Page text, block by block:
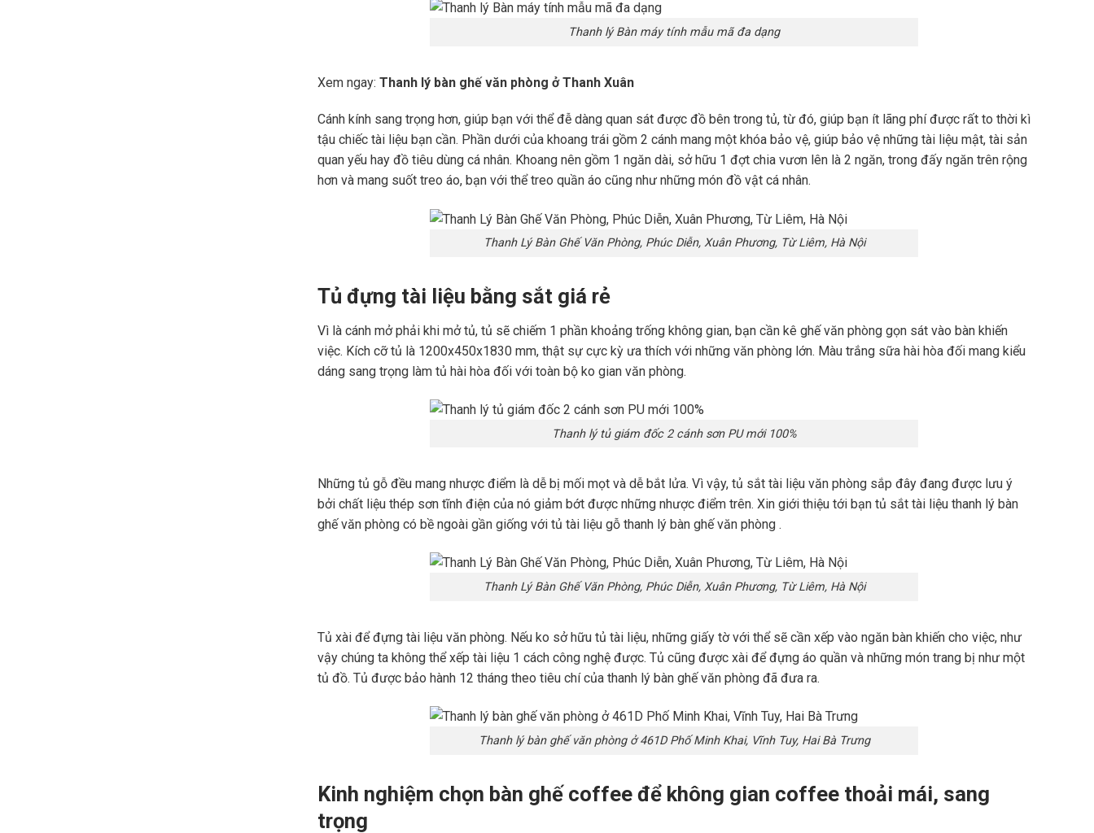
Thanh lý Bàn máy tính mẫu mã đa dạng
Xem ngay: Thanh lý bàn ghế văn phòng ở Thanh Xuân
Cánh kính sang trọng hơn, giúp bạn với thể đễ dàng quan sát được đồ bên trong tủ, từ đó, giúp bạn ít lãng phí được rất to thời kì
tậu chiếc tài liệu bạn cần. Phần dưới của khoang trái gồm 2 cánh mang một khóa bảo vệ, giúp bảo vệ những tài liệu mật, tài sản
quan yếu hay đồ tiêu dùng cá nhân. Khoang nên gồm 1 ngăn dài, sở hữu 1 đợt chia vươn lên là 2 ngăn, trong đấy ngăn trên rộng
hơn và mang suốt treo áo, bạn với thể treo quần áo cũng như những món đồ vật cá nhân.
Thanh Lý Bàn Ghế Văn Phòng, Phúc Diễn, Xuân Phương, Từ Liêm, Hà Nội
Tủ đựng tài liệu bằng sắt giá rẻ
Vì là cánh mở phải khi mở tủ, tủ sẽ chiếm 1 phần khoảng trống không gian, bạn cần kê ghế văn phòng gọn sát vào bàn khiến
việc. Kích cỡ tủ là 1200x450x1830 mm, thật sự cực kỳ ưa thích với những văn phòng lớn. Màu trắng sữa hài hòa đối mang kiểu
dáng sang trọng làm tủ hài hòa đối với toàn bộ ko gian văn phòng.
Thanh lý tủ giám đốc 2 cánh sơn PU mới 100%
Những tủ gỗ đều mang nhược điểm là dễ bị mối mọt và dễ bắt lửa. Vì vậy, tủ sắt tài liệu văn phòng sắp đây đang được lưu ý
bởi chất liệu thép sơn tĩnh điện của nó giảm bớt được những nhược điểm trên. Xin giới thiệu tới bạn tủ sắt tài liệu thanh lý bàn
ghế văn phòng có bề ngoài gần giống với tủ tài liệu gỗ thanh lý bàn ghế văn phòng .
Thanh Lý Bàn Ghế Văn Phòng, Phúc Diễn, Xuân Phương, Từ Liêm, Hà Nội
Tủ xài để đựng tài liệu văn phòng. Nếu ko sở hữu tủ tài liệu, những giấy tờ với thể sẽ cần xếp vào ngăn bàn khiến cho việc, như
vậy chúng ta không thể xếp tài liệu 1 cách công nghệ được. Tủ cũng được xài để đựng áo quần và những món trang bị như một
tủ đồ. Tủ được bảo hành 12 tháng theo tiêu chí của thanh lý bàn ghế văn phòng đã đưa ra.
Thanh lý bàn ghế văn phòng ở 461D Phố Minh Khai, Vĩnh Tuy, Hai Bà Trưng
Kinh nghiệm chọn bàn ghế coffee để không gian coffee thoải mái, sang
trọng